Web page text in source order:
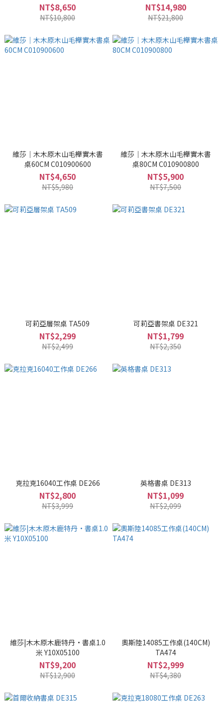
NT$8,650
NT$10,800
NT$14,980
NT$21,800
維莎｜木木原木山毛櫸實木書
桌60CM C010900600
NT$4,650
NT$5,980
維莎｜木木原木山毛櫸實木書
桌80CM C010900800
NT$5,900
NT$7,500
可莉亞層架桌 TA509
NT$2,299
NT$2,499
可莉亞書架桌 DE321
NT$1,799
NT$2,350
克拉克16040工作桌 DE266
NT$2,800
NT$3,999
英格書桌 DE313
NT$1,099
NT$2,099
維莎|木木原木鹿特丹·書桌1.0
米 Y10X05100
NT$9,200
NT$12,900
奧斯陸14085工作桌(140CM)
TA474
NT$2,999
NT$4,380